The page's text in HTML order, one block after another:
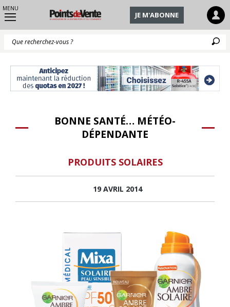
MENU
JE M'ABONNE
BONNE SANTÉ… MÉTÉO-
DÉPENDANTE
PRODUITS SOLAIRES
19 AVRIL 2014